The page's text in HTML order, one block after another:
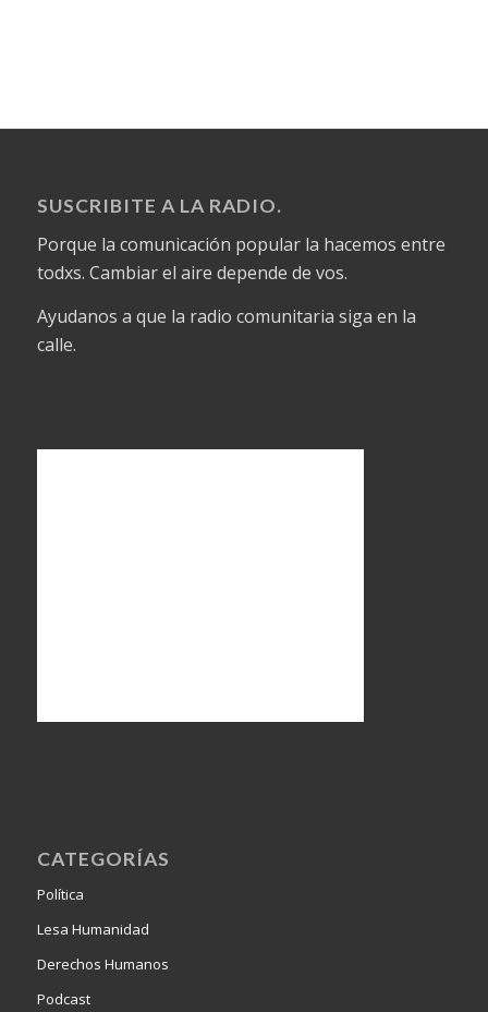
SUSCRIBITE A LA RADIO.
Porque la comunicación popular la hacemos entre
todxs. Cambiar el aire depende de vos.
Ayudanos a que la radio comunitaria siga en la
calle.
CATEGORÍAS
Política
Lesa Humanidad
Derechos Humanos
Podcast